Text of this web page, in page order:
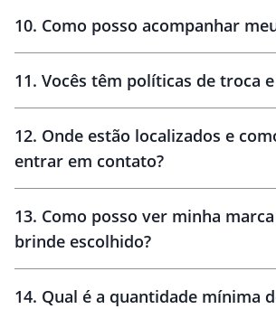
10. Como posso acompanhar
11. Vocês têm políticas de troca
30 dias
12. Onde estão localizados e
entrar em contato?
13. Como posso ver minha
brinde escolhido?
14. Qual é a quantidade mínima